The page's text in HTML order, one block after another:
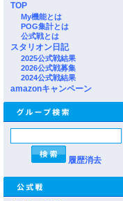
TOP
My機能とは
POG集計とは
公式戦とは
スタリオン日記
2025公式戦結果
2026公式戦募集
2024公式戦結果
amazonキャンペーン
履歴消去